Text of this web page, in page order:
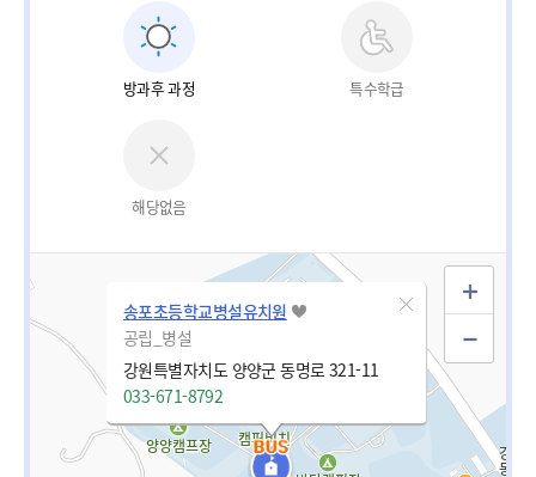
방과후 과정 특수학급
해당없음
송포초등학교병설유치원
공립_병설
강원특별자치도 양양군 동명로 321-11
033-671-8792